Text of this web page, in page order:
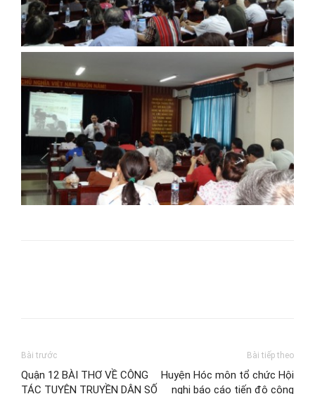
Bài trước
Quận 12 BÀI THƠ VỀ CÔNG
TÁC TUYÊN TRUYỀN DÂN SỐ
Bài tiếp theo
Huyện Hóc môn tổ chức Hội
nghị báo cáo tiến độ công